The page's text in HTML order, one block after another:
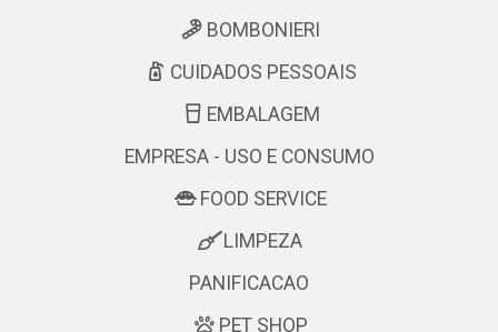
BOMBONIERI
CUIDADOS PESSOAIS
EMBALAGEM
EMPRESA - USO E CONSUMO
FOOD SERVICE
LIMPEZA
PANIFICACAO
PET SHOP